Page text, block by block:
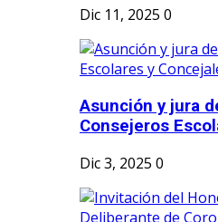
Dic 11, 2025 0
Asunción y jura
Consejeros
Dic 3, 2025 0